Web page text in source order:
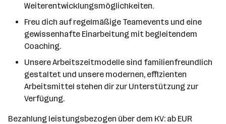
Weiterentwicklungsmöglichkeiten.
Freu dich auf regelmäßige Teamevents und eine
gewissenhafte Einarbeitung mit begleitendem
Coaching.
Unsere Arbeitszeitmodelle sind familienfreundlich
gestaltet und unsere modernen, effizienten
Arbeitsmittel stehen dir zur Unterstützung zur
Verfügung.
Bezahlung leistungsbezogen über dem KV: ab EUR